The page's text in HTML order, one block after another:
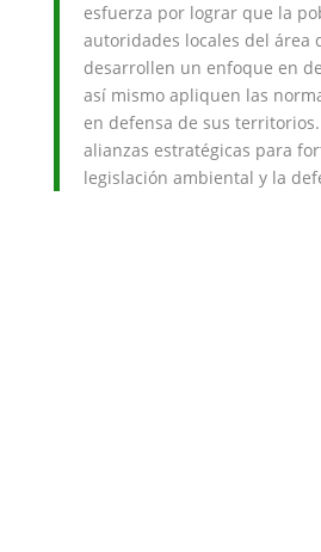
esfuerza por lograr que la
autoridades locales del área
desarrollen un enfoque en
así mismo apliquen las
en defensa de sus
alianzas estratégicas para
legislación ambiental y la